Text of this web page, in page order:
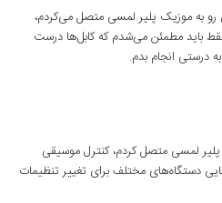
رو به موزیک پلیر لمسی متصل می‌کردم،
باید مطمئن می‌شدم که کابل‌ها درست
درستی انجام بدم.
لمسی متصل کردم، کنترل موسیقی
دستگاه‌های مختلف برای تغییر تنظیمات